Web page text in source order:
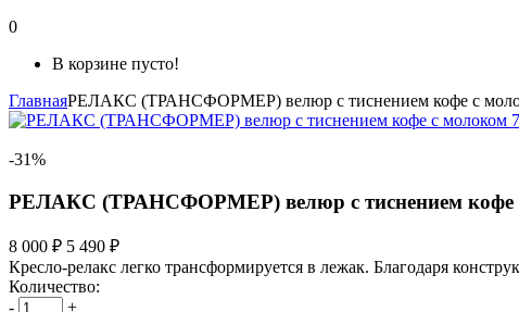
0
В корзине пусто!
ГлавнаяРЕЛАКС (ТРАНСФОРМЕР) велюр с тиснением кофе с
-31%
РЕЛАКС (ТРАНСФОРМЕР) велюр с тиснением кофе
8 000 ₽ 5 490 ₽
Кресло-релакс легко трансформируется в лежак. Благодаря
Количество:
-
+